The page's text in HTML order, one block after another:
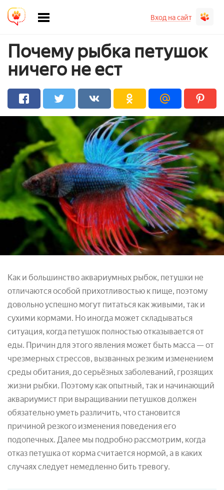
Вход на сайт
Почему рыбка петушок
ничего не ест
Как и большинство аквариумных рыбок, петушки не
отличаются особой прихотливостью к пище, поэтому
довольно успешно могут питаться как живыми, так и
сухими кормами. Но иногда может складываться
ситуация, когда петушок полностью отказывается от
еды. Причин для этого явления может быть масса — от
чрезмерных стрессов, вызванных резким изменением
среды обитания, до серьёзных заболеваний, грозящих
жизни рыбки. Поэтому как опытный, так и начинающий
аквариумист при выращивании петушков должен
обязательно уметь различить, что становится
причиной резкого изменения поведения его
подопечных. Далее мы подробно рассмотрим, когда
отказ петушка от корма считается нормой, а в каких
случаях следует немедленно бить тревогу.